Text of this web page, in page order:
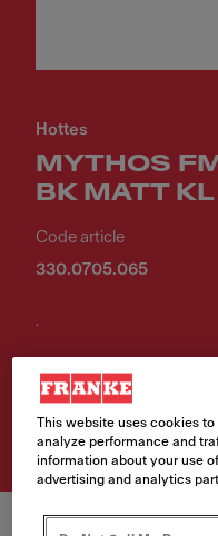
Hottes
MYTHOS
BK MATT KL
Code article
330.0705.065
.
l'un de
This website uses cookies
analyze performance and
information about your use
advertising and analytics